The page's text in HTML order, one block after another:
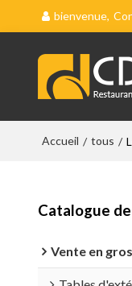
bienvenue,
Accueil / tous /
Catalogue
Vente en gros